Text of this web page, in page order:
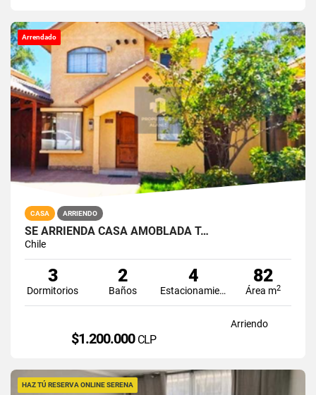
Arrendado
CASA ARRIENDO
SE ARRIENDA CASA AMOBLADA T…
Chile
3
Dormitorios
2
Baños
4
Estacionamiento
82
Área m2
Arriendo
$1.200.000 CLP
HAZ TÚ RESERVA ONLINE SERENA